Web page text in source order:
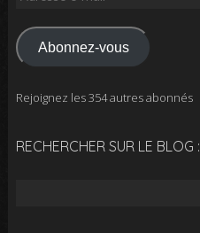
mail
Abonnez-vous
Rejoignez les 354 autres abonnés
RECHERCHER SUR LE BLOG :